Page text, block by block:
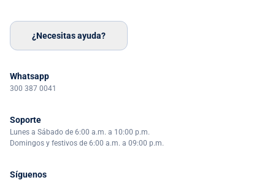
¿Necesitas ayuda?
Whatsapp
300 387 0041
Soporte
Lunes a Sábado de 6:00 a.m. a 10:00 p.m.
Domingos y festivos de 6:00 a.m. a 09:00 p.m.
Síguenos